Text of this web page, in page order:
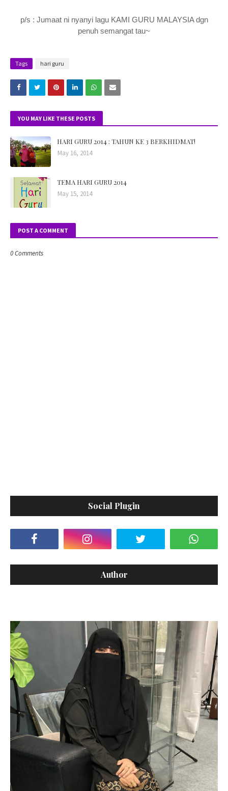
p/s : Jumaat ni nyanyi lagu KAMI GURU MALAYSIA dgn
penuh semangat tau~
Tags hari guru
YOU MAY LIKE THESE POSTS
HARI GURU 2014 : TAHUN KE 3 BERKHIDMAT!
May 16, 2014
TEMA HARI GURU 2014
May 15, 2014
POST A COMMENT
0 Comments
Social Plugin
Author